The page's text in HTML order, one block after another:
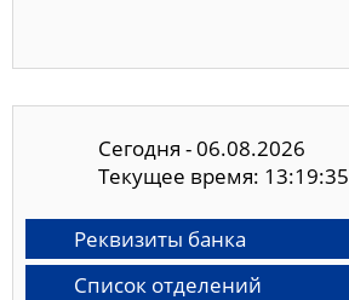
Сегодня - 06.08.2026
Текущее время: 13:19:36
Реквизиты банка
Список отделений